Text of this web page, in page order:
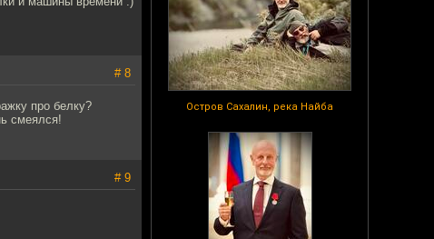
Остров Сахалин, река Найба
# 8
про белку?
смеялся!
# 9